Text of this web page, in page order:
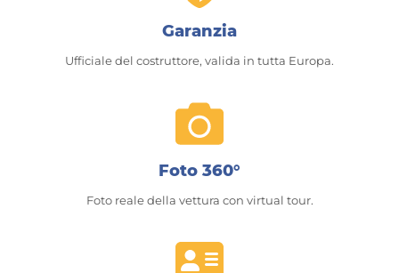
Garanzia
Ufficiale del costruttore, valida in tutta Europa.
Foto 360°
Foto reale della vettura con virtual tour.